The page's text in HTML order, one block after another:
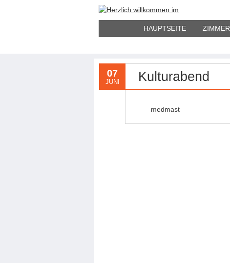
HAUPTSEITE ZIMMER
07
JUNI Kulturabend
medmast